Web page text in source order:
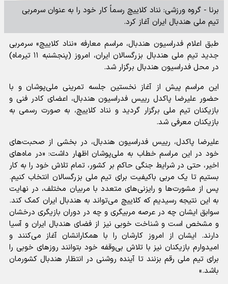
برنا - گروه ورزشی: نناد کلاییچ رسماً کار خود را به عنوان سرمربی
تیم ملی هندبال ایران آغاز کرد.
طبق اعلام فدراسیون هندبال، مراسم معارفه «نناد کلاییچ» سرمربی
جدید تیم ملی هندبال بزرگسالان ایران، امروز (پنجشنبه ۱۱ تیرماه)
در محل فدراسیون هندبال برگزار شد.
این مراسم پیش از آغاز نخستین جلسه تمرینی ملی‌پوشان و با
حضور علیرضا پاکدل رییس فدراسیون هندبال، اعضای کادر فنی و
بازیکنان تیم ملی برگزار گردید و نناد کلاییچ، به صورت رسمی به
بازیکنان معرفی شد.
علیرضا پاکدل، رییس فدراسیون هندبال، در بخشی از صحبت‌های
خود در این مراسم خطاب به ملی‌پوشان اظهار داشت: «در ماه‌های
اخیر، حتی در شرایط جنگی حاکم بر کشور، تمام تلاش خود را به کار
بستیم تا یک مربی باکیفیت برای تیم ملی بزرگسالان انتخاب کنیم.
پس از مشورت‌ها و رایزنی‌های متعدد با مربیان مختلف، در نهایت
به این نتیجه رسیدیم که کلاییچ می‌تواند به هندبال ایران کمک کند.
سوابق ایشان چه در عرصه مربیگری و چه در دوران بازیگری درخشان
و مشخص است و شناخت خوبی نیز از فضای هندبال ایران و آسیا
دارند. ایشان از امروز کارشان را با همکارانشان آغاز می‌کنند و
امیدوارم بازیکنان نیز با تلاش بی‌وقفه خود بتوانند روزهای خوبی را
برای تیم ملی رقم بزنند تا آینده روشنی در انتظار هندبال کشورمان
باشد.»